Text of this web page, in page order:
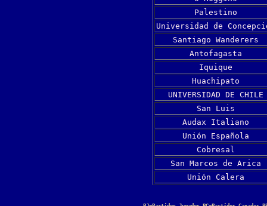
Palestino
Universidad de
Santiago Wanderers
Antofagasta
Iquique
Huachipato
UNIVERSIDAD DE CHILE
San Luis
Audax Italiano
Unión Española
Cobresal
San Marcos de Arica
Unión Calera